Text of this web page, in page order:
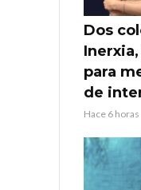
Dos
para
de
Hace 6 horas